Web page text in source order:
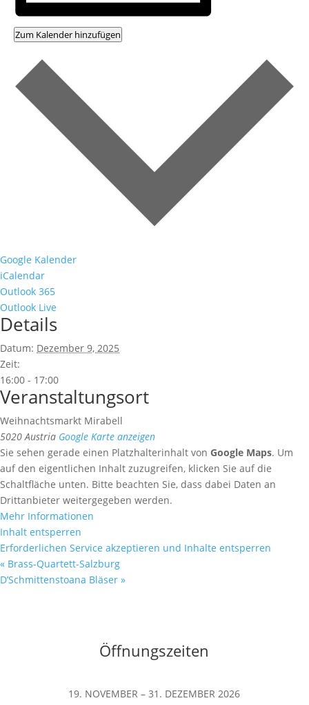
Zum Kalender hinzufügen
Google Kalender
iCalendar
Outlook 365
Outlook Live
Details
Datum: Dezember 9, 2025
Zeit:
16:00 - 17:00
Veranstaltungsort
Weihnachtsmarkt Mirabell
5020 Austria Google Karte anzeigen
Sie sehen gerade einen Platzhalterinhalt von Google Maps. Um
auf den eigentlichen Inhalt zuzugreifen, klicken Sie auf die
Schaltfläche unten. Bitte beachten Sie, dass dabei Daten an
Drittanbieter weitergegeben werden.
Mehr Informationen
Inhalt entsperren
Erforderlichen Service akzeptieren und Inhalte entsperren
« Brass-Quartett-Salzburg
D’Schmittenstoana Bläser »
Öffnungszeiten
19. NOVEMBER – 31. DEZEMBER 2026